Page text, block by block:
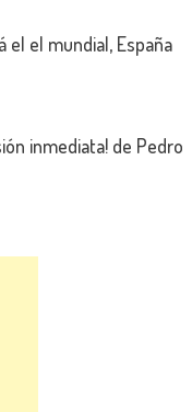
el el mundial, España
inmediata! de Pedro